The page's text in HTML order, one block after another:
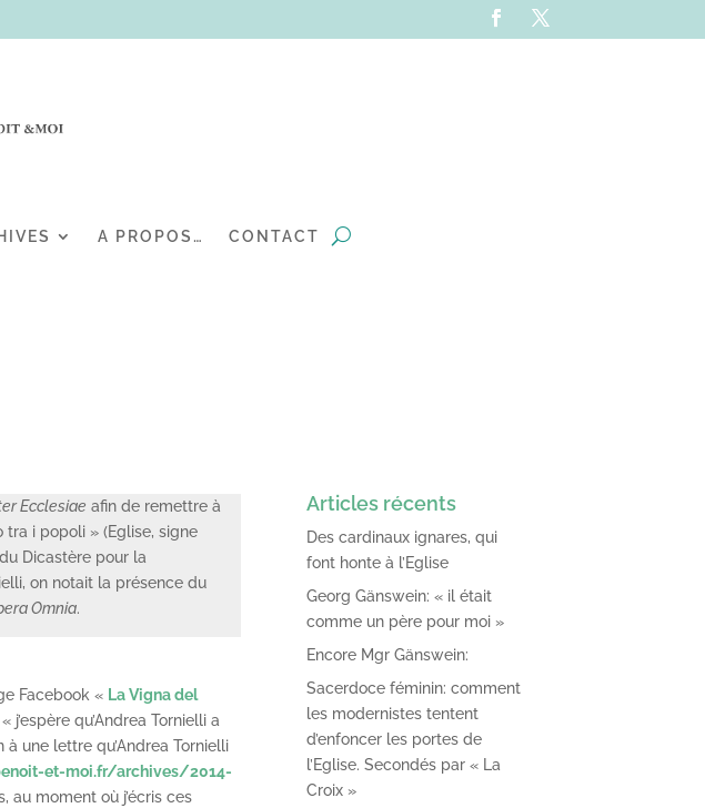
A PROPOS… CONTACT
Ecclesiae afin de remettre à
tra i popoli » (Eglise, signe
Dicastère pour la
on notait la présence du
Omnia.
Facebook « La Vigna del
qu’Andrea Tornielli a
une lettre qu’Andrea Tornielli
et-moi.fr/archives/2014-
au moment où j’écris ces
Articles récents
Des cardinaux ignares, qui
font honte à l’Eglise
Georg Gänswein: « il était
comme un père pour moi »
Encore Mgr Gänswein:
Sacerdoce féminin: comment
les modernistes tentent
d’enfoncer les portes de
l’Eglise. Secondés par « La
Croix »